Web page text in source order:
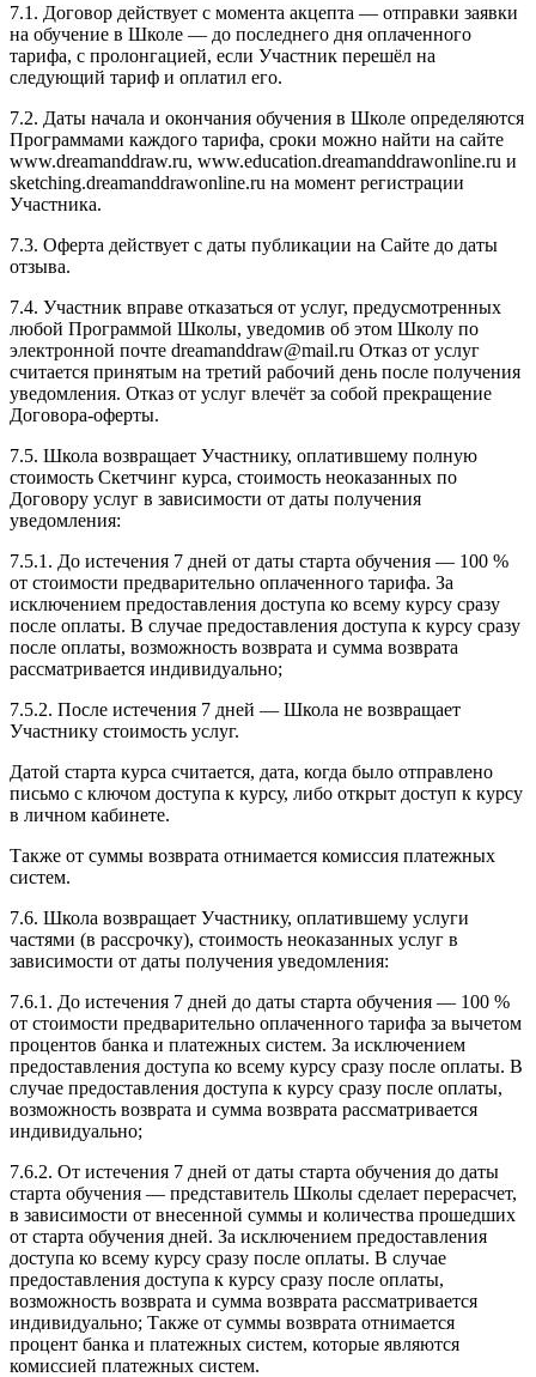
7.1. Договор действует с момента акцепта — отправки заявки
на обучение в Школе — до последнего дня оплаченного
тарифа, с пролонгацией, если Участник перешёл на
следующий тариф и оплатил его.
7.2. Даты начала и окончания обучения в Школе определяются
Программами каждого тарифа, сроки можно найти на сайте
www.dreamanddraw.ru, www.education.dreamanddrawonline.ru и
sketching.dreamanddrawonline.ru на момент регистрации
Участника.
7.3. Оферта действует с даты публикации на Сайте до даты
отзыва.
7.4. Участник вправе отказаться от услуг, предусмотренных
любой Программой Школы, уведомив об этом Школу по
электронной почте dreamanddraw@mail.ru Отказ от услуг
считается принятым на третий рабочий день после получения
уведомления. Отказ от услуг влечёт за собой прекращение
Договора-оферты.
7.5. Школа возвращает Участнику, оплатившему полную
стоимость Скетчинг курса, стоимость неоказанных по
Договору услуг в зависимости от даты получения
уведомления:
7.5.1. До истечения 7 дней от даты старта обучения — 100 %
от стоимости предварительно оплаченного тарифа. За
исключением предоставления доступа ко всему курсу сразу
после оплаты. В случае предоставления доступа к курсу сразу
после оплаты, возможность возврата и сумма возврата
рассматривается индивидуально;
7.5.2. После истечения 7 дней — Школа не возвращает
Участнику стоимость услуг.
Датой старта курса считается, дата, когда было отправлено
письмо с ключом доступа к курсу, либо открыт доступ к курсу
в личном кабинете.
Также от суммы возврата отнимается комиссия платежных
систем.
7.6. Школа возвращает Участнику, оплатившему услуги
частями (в рассрочку), стоимость неоказанных услуг в
зависимости от даты получения уведомления:
7.6.1. До истечения 7 дней до даты старта обучения — 100 %
от стоимости предварительно оплаченного тарифа за вычетом
процентов банка и платежных систем. За исключением
предоставления доступа ко всему курсу сразу после оплаты. В
случае предоставления доступа к курсу сразу после оплаты,
возможность возврата и сумма возврата рассматривается
индивидуально;
7.6.2. От истечения 7 дней от даты старта обучения до даты
старта обучения — представитель Школы сделает перерасчет,
в зависимости от внесенной суммы и количества прошедших
от старта обучения дней. За исключением предоставления
доступа ко всему курсу сразу после оплаты. В случае
предоставления доступа к курсу сразу после оплаты,
возможность возврата и сумма возврата рассматривается
индивидуально; Также от суммы возврата отнимается
процент банка и платежных систем, которые являются
комиссией платежных систем.